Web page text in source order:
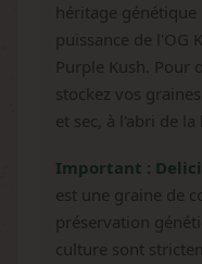
héritage
puissance de l'OG
Purple Kush. Pour
stockez vos
et sec, à l'abri de la
Important :
est une graine de
préservation
culture sont